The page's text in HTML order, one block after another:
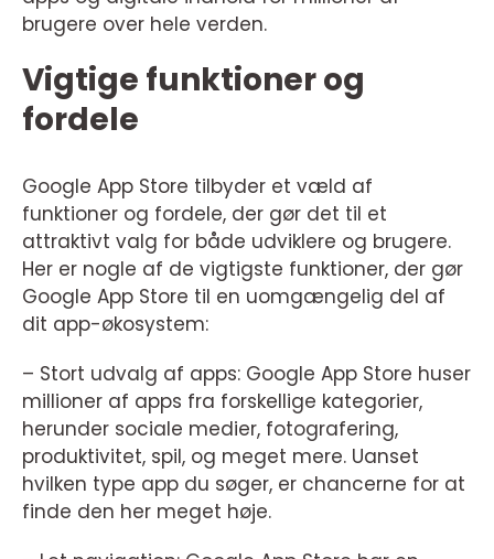
brugere over hele verden.
Vigtige funktioner og
fordele
Google App Store tilbyder et væld af
funktioner og fordele, der gør det til et
attraktivt valg for både udviklere og brugere.
Her er nogle af de vigtigste funktioner, der gør
Google App Store til en uomgængelig del af
dit app-økosystem:
– Stort udvalg af apps: Google App Store huser
millioner af apps fra forskellige kategorier,
herunder sociale medier, fotografering,
produktivitet, spil, og meget mere. Uanset
hvilken type app du søger, er chancerne for at
finde den her meget høje.